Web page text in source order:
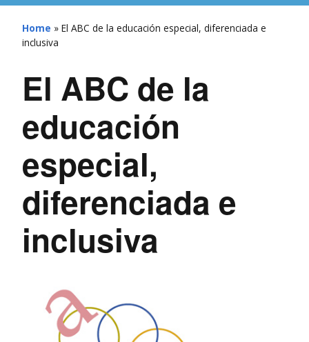
Home » El ABC de la educación especial, diferenciada e
inclusiva
El ABC de la
educación
especial,
diferenciada e
inclusiva